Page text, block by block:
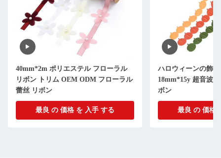
40mm*2m ポリエステル フローラル
リボン トリム OEM ODM フローラル
蕾丝 リボン
最良 の 価格 を 入手 する
ハロウィーンの飾
18mm*15y 超音波
ボン
最良 の 価格